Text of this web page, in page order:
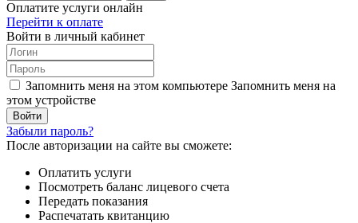
Оплатите услуги онлайн
Перейти к оплате
Войти в личный кабинет
Запомнить меня на этом компьютере Запомнить меня на
этом устройстве
Забыли пароль?
После авторизации на сайте вы сможете:
Оплатить услуги
Посмотреть баланс лицевого счета
Передать показания
Распечатать квитанцию